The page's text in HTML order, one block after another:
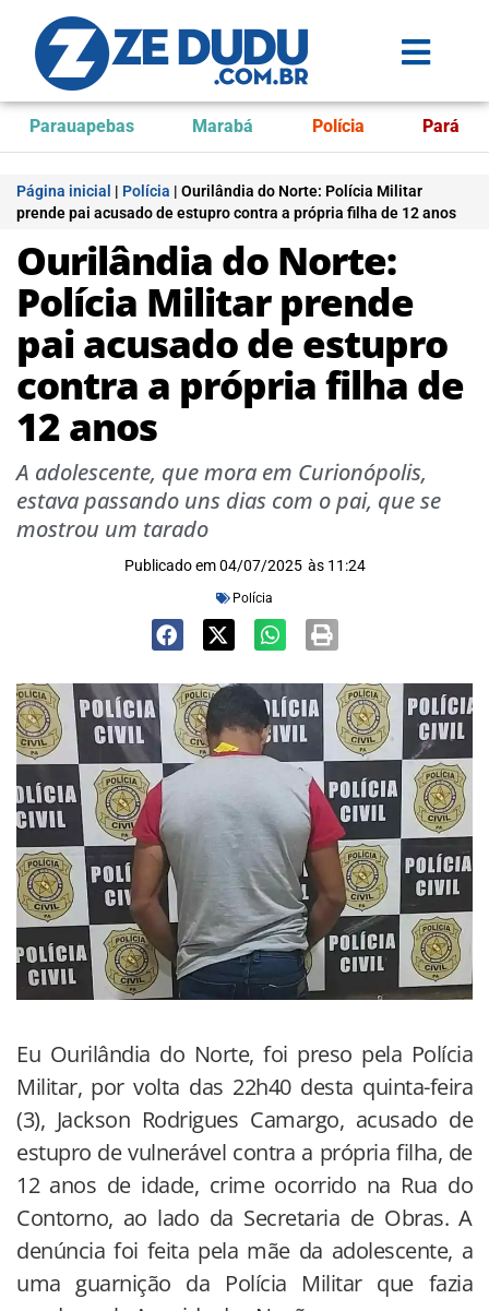
Parauapebas Marabá Polícia Pará
Página inicial | Polícia | Ourilândia do Norte: Polícia Militar
prende pai acusado de estupro contra a própria filha de 12 anos
Ourilândia do Norte:
Polícia Militar prende
pai acusado de estupro
contra a própria filha de
12 anos
A adolescente, que mora em Curionópolis,
estava passando uns dias com o pai, que se
mostrou um tarado
Publicado em 04/07/2025 às 11:24
Polícia
Eu Ourilândia do Norte, foi preso pela Polícia
Militar, por volta das 22h40 desta quinta-feira
(3), Jackson Rodrigues Camargo, acusado de
estupro de vulnerável contra a própria filha, de
12 anos de idade, crime ocorrido na Rua do
Contorno, ao lado da Secretaria de Obras. A
denúncia foi feita pela mãe da adolescente, a
uma guarnição da Polícia Militar que fazia